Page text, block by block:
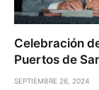
Celebración
Puertos de
SEPTIEMBRE 26, 2024